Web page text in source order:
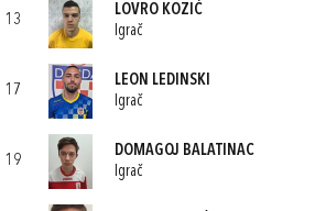
13
LOVRO KOZIĆ
Igrač
17
LEON LEDINSKI
Igrač
19
DOMAGOJ BALATINAC
Igrač